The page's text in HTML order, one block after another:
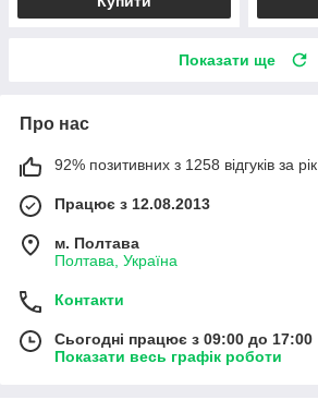
Показати ще
Про нас
92% позитивних з 1258 відгуків за рік
Працює з 12.08.2013
м. Полтава
Полтава, Україна
Контакти
Сьогодні працює з 09:00 до 17:00
Показати весь графік роботи